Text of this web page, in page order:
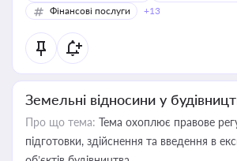
Фінансові послуги
+13
Земельні відносини у
Про що тема: Тема охоплює правове
підготовки, здійснення та введення в